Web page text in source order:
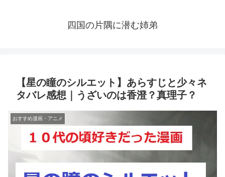
四国の片隅に潜む姉弟
【星の瞳のシルエット】あらすじと少々ネ
タバレ感想｜うざいのは香澄？真理子？
おすすめ漫画・アニメ